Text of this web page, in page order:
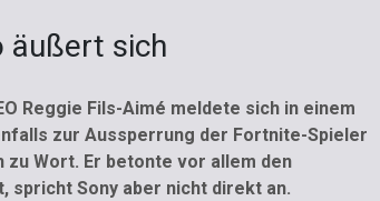
äußert sich
Reggie Fils-Aimé meldete sich in einem
zur Aussperrung der Fortnite-Spieler
zu Wort. Er betonte vor allem den
spricht Sony aber nicht direkt an.